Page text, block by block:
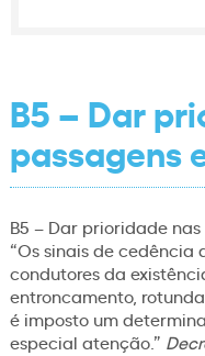
B5 – Dar
passagens
B5 – Dar prioridade
“Os sinais de cedência
condutores da
entroncamento,
é imposto um
especial atenção.”